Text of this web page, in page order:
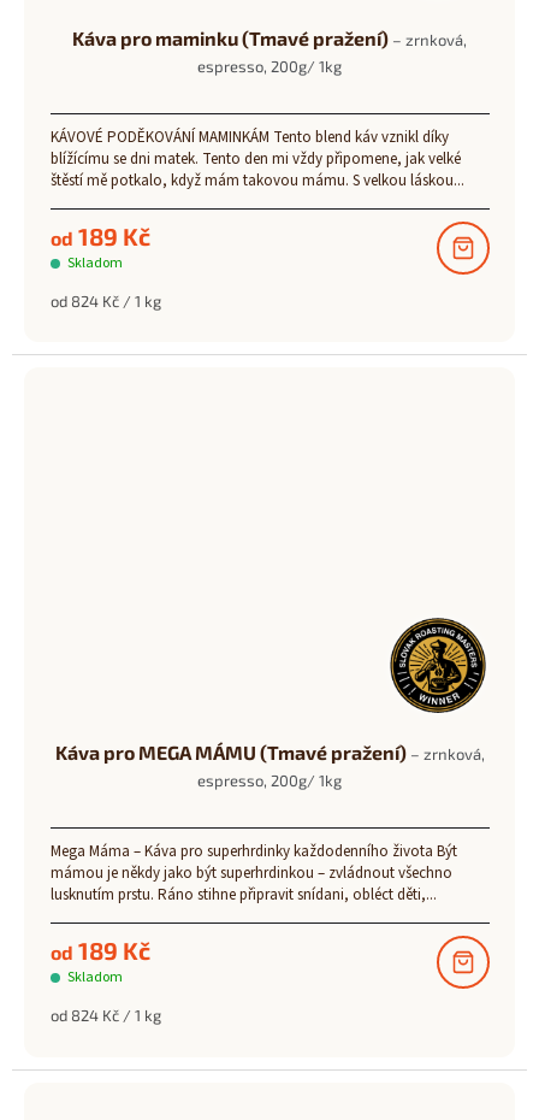
Káva pro maminku (Tmavé pražení) – zrnková,
espresso, 200g/ 1kg
Skladom
od 189 Kč
Měrná
od 824 Kč / 1 kg
KÁVOVÉ PODĚKOVÁNÍ MAMINKÁM Tento blend káv vznikl díky
blížícímu se dni matek. Tento den mi vždy připomene, jak velké
štěstí mě potkalo, když mám takovou mámu. S velkou láskou...
Káva pro MEGA MÁMU (Tmavé pražení) – zrnková,
espresso, 200g/ 1kg
Skladom
od 189 Kč
Měrná
od 824 Kč / 1 kg
Mega Máma – Káva pro superhrdinky každodenního života Být
mámou je někdy jako být superhrdinkou – zvládnout všechno
lusknutím prstu. Ráno stihne připravit snídani, obléct děti,...